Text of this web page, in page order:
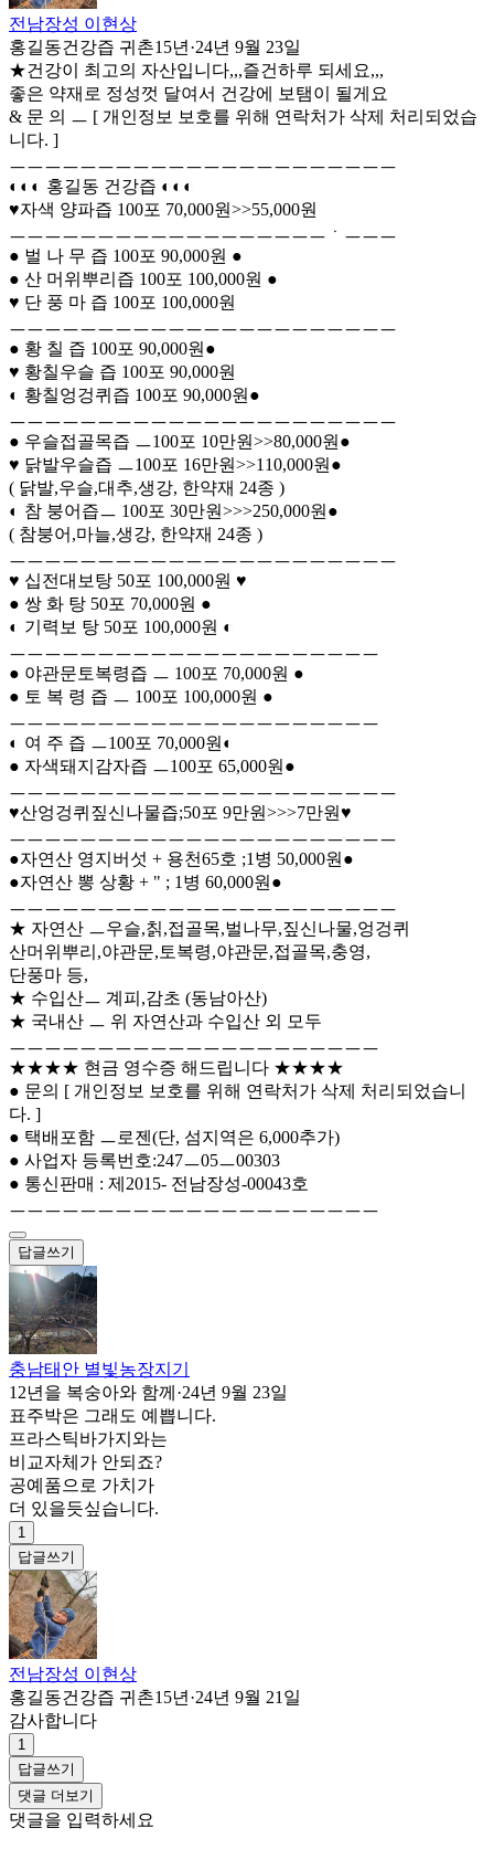
전남장성 이현상
홍길동건강즙 귀촌15년 ·24년 9월 23일
★건강이 최고의 자산입니다,,,즐건하루 되세요,,,
좋은 약재로 정성껏 달여서 건강에 보탬이 될게요
& 문 의 ㅡ [ 개인정보 보호를 위해 연락처가 삭제 처리되었습
니다. ]
ㅡㅡㅡㅡㅡㅡㅡㅡㅡㅡㅡㅡㅡㅡㅡㅡㅡㅡㅡㅡㅡㅡ
◐◐◐ 홍길동 건강즙 ◐◐◐
♥자색 양파즙 100포 70,000원>>55,000원
ㅡㅡㅡㅡㅡㅡㅡㅡㅡㅡㅡㅡㅡㅡㅡㅡㅡㅡㆍㅡㅡㅡ
● 벌 나 무 즙 100포 90,000원 ●
● 산 머위뿌리즙 100포 100,000원 ●
♥ 단 풍 마 즙 100포 100,000원
ㅡㅡㅡㅡㅡㅡㅡㅡㅡㅡㅡㅡㅡㅡㅡㅡㅡㅡㅡㅡㅡㅡ
● 황 칠 즙 100포 90,000원●
♥ 황칠우슬 즙 100포 90,000원
◐ 황칠엉겅퀴즙 100포 90,000원●
ㅡㅡㅡㅡㅡㅡㅡㅡㅡㅡㅡㅡㅡㅡㅡㅡㅡㅡㅡㅡㅡㅡ
● 우슬접골목즙 ㅡ100포 10만원>>80,000원●
♥ 닭발우슬즙 ㅡ100포 16만원>>110,000원●
( 닭발,우슬,대추,생강, 한약재 24종 )
◐ 참 붕어즙ㅡ 100포 30만원>>>250,000원●
( 참붕어,마늘,생강, 한약재 24종 )
ㅡㅡㅡㅡㅡㅡㅡㅡㅡㅡㅡㅡㅡㅡㅡㅡㅡㅡㅡㅡㅡㅡ
♥ 십전대보탕 50포 100,000원 ♥
● 쌍 화 탕 50포 70,000원 ●
◐ 기력보 탕 50포 100,000원 ◐
ㅡㅡㅡㅡㅡㅡㅡㅡㅡㅡㅡㅡㅡㅡㅡㅡㅡㅡㅡㅡㅡ
● 야관문토복령즙 ㅡ 100포 70,000원 ●
● 토 복 령 즙 ㅡ 100포 100,000원 ●
ㅡㅡㅡㅡㅡㅡㅡㅡㅡㅡㅡㅡㅡㅡㅡㅡㅡㅡㅡㅡㅡ
◐ 여 주 즙 ㅡ100포 70,000원◐
● 자색돼지감자즙 ㅡ100포 65,000원●
ㅡㅡㅡㅡㅡㅡㅡㅡㅡㅡㅡㅡㅡㅡㅡㅡㅡㅡㅡㅡㅡㅡ
♥산엉겅퀴짚신나물즙;50포 9만원>>>7만원♥
ㅡㅡㅡㅡㅡㅡㅡㅡㅡㅡㅡㅡㅡㅡㅡㅡㅡㅡㅡㅡㅡㅡ
●자연산 영지버섯 + 용천65호 ;1병 50,000원●
●자연산 뽕 상황 + " ; 1병 60,000원●
ㅡㅡㅡㅡㅡㅡㅡㅡㅡㅡㅡㅡㅡㅡㅡㅡㅡㅡㅡㅡㅡㅡ
★ 자연산 ㅡ우슬,칡,접골목,벌나무,짚신나물,엉겅퀴
산머위뿌리,야관문,토복령,야관문,접골목,충영,
단풍마 등,
★ 수입산ㅡ 계피,감초 (동남아산)
★ 국내산 ㅡ 위 자연산과 수입산 외 모두
ㅡㅡㅡㅡㅡㅡㅡㅡㅡㅡㅡㅡㅡㅡㅡㅡㅡㅡㅡㅡㅡ
★★★★ 현금 영수증 해드립니다 ★★★★
● 문의 [ 개인정보 보호를 위해 연락처가 삭제 처리되었습니
다. ]
● 택배포함 ㅡ로젠(단, 섬지역은 6,000추가)
● 사업자 등록번호:247ㅡ05ㅡ00303
● 통신판매 : 제2015- 전남장성-00043호
ㅡㅡㅡㅡㅡㅡㅡㅡㅡㅡㅡㅡㅡㅡㅡㅡㅡㅡㅡㅡㅡ
답글쓰기
충남태안 별빛농장지기
12년을 복숭아와 함께 ·24년 9월 23일
표주박은 그래도 예쁩니다.
프라스틱바가지와는
비교자체가 안되죠?
공예품으로 가치가
더 있을듯싶습니다.
1
답글쓰기
전남장성 이현상
홍길동건강즙 귀촌15년 ·24년 9월 21일
감사합니다
1
답글쓰기
댓글 더보기
댓글을 입력하세요